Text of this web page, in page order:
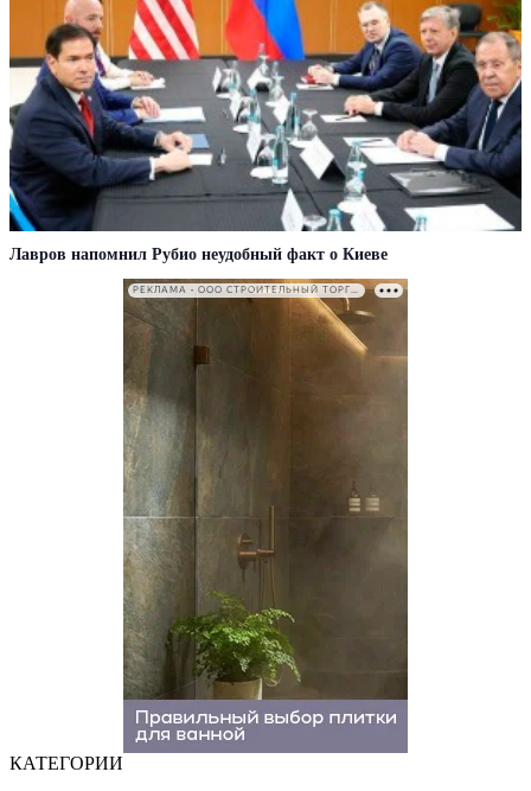
Лавров напомнил Рубио неудобный факт о Киеве
РЕКЛАМА • ООО СТРОИТЕЛЬНЫЙ ТОРГОВЫЙ ДОМ «ПЕТРОВИЧ». ИНН: 7802348846
КАТЕГОРИИ